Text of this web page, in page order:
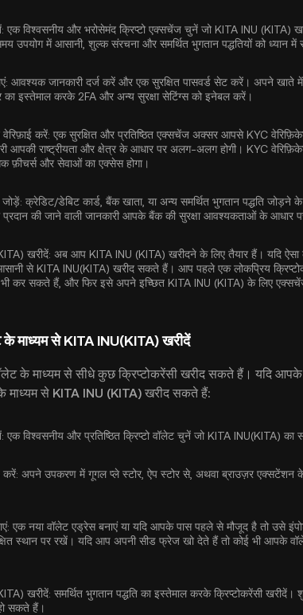
एक विश्वसनीय और भरोसेमंद क्रिप्टो एक्सचेंज चुनें जो KITA INU (KITA)
उपयोग में आसानी, शुल्क संरचना और समर्थित भुगतान पद्धतियों को ध्यान में
आवश्यक जानकारी दर्ज करें और एक सुरक्षित पासवर्ड सेट करें। अपने खाते
इस्तेमाल करके 2FA और अन्य सुरक्षा सेटिंग्स को इनेबल करें।
करें: एक सुरक्षित और प्रतिष्ठित एक्सचेंज अक्सर आपसेKYC
आपकी राष्ट्रीयता और क्षेत्र के आधार पर अलग-अलग होगी। KYC
फ़ीचर्स और सेवाओं का एक्सेस होगा।
जोड़ें: क्रेडिट/डेबिट कार्ड, बैंक खाता, या अन्य समर्थित भुगतान पद्धति जोड़ने के
प्रदान की जाने वाली जानकारी आपके बैंक की सुरक्षा आवश्यकताओं के आधार
खरीदें: अब आप KITA INU (KITA) खरीदने के लिए तैयार हैं। यदि ऐसा
से KITA INU(KITA) खरीद सकते हैं। आप पहले एक लोकप्रिय
भी कर सकते हैं, और फिर इसे अपने इच्छित KITA INU (KITA) के लिए
के माध्यम से KITA INU(KITA) खरीदें
के माध्यम से सीधे कुछ क्रिप्टोकरेंसी खरीद सकते हैं। यदि आपके
माध्यम से KITA INU (KITA) खरीद सकते हैं:
एक विश्वसनीय और प्रतिष्ठित क्रिप्टो वॉलेट चुनें जो KITA INU(KITA) का
करें: अपने उपकरण में गूगल प्ले स्टोर, ऐप स्टोर से, अथवा ब्राउज़र एक्सटेंशन
एक नया वॉलेट एड्रेस बनाएं या यदि आपके पास पहले से मौजूद है तो उसे
स्थान पर रखें। यदि आप अपनी सीड फ्रेज खो देते हैं तो कोई भी आपके
खरीदें: समर्थित भुगतान पद्धति का इस्तेमाल करके क्रिप्टोकरेंसी
सकते हैं।